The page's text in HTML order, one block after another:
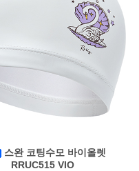
스완 코팅수모 바이올렛
RRUC515 VIO